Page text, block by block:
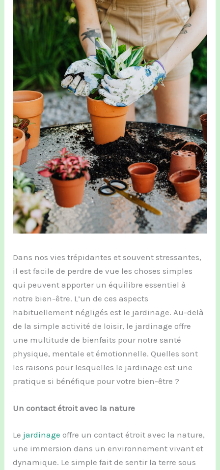
Dans nos vies trépidantes et souvent stressantes,
il est facile de perdre de vue les choses simples
qui peuvent apporter un équilibre essentiel à
notre bien-être. L’un de ces aspects
habituellement négligés est le jardinage. Au-delà
de la simple activité de loisir, le jardinage offre
une multitude de bienfaits pour notre santé
physique, mentale et émotionnelle. Quelles sont
les raisons pour lesquelles le jardinage est une
pratique si bénéfique pour votre bien-être ?
Un contact étroit avec la nature
Le jardinage offre un contact étroit avec la nature,
une immersion dans un environnement vivant et
dynamique. Le simple fait de sentir la terre sous